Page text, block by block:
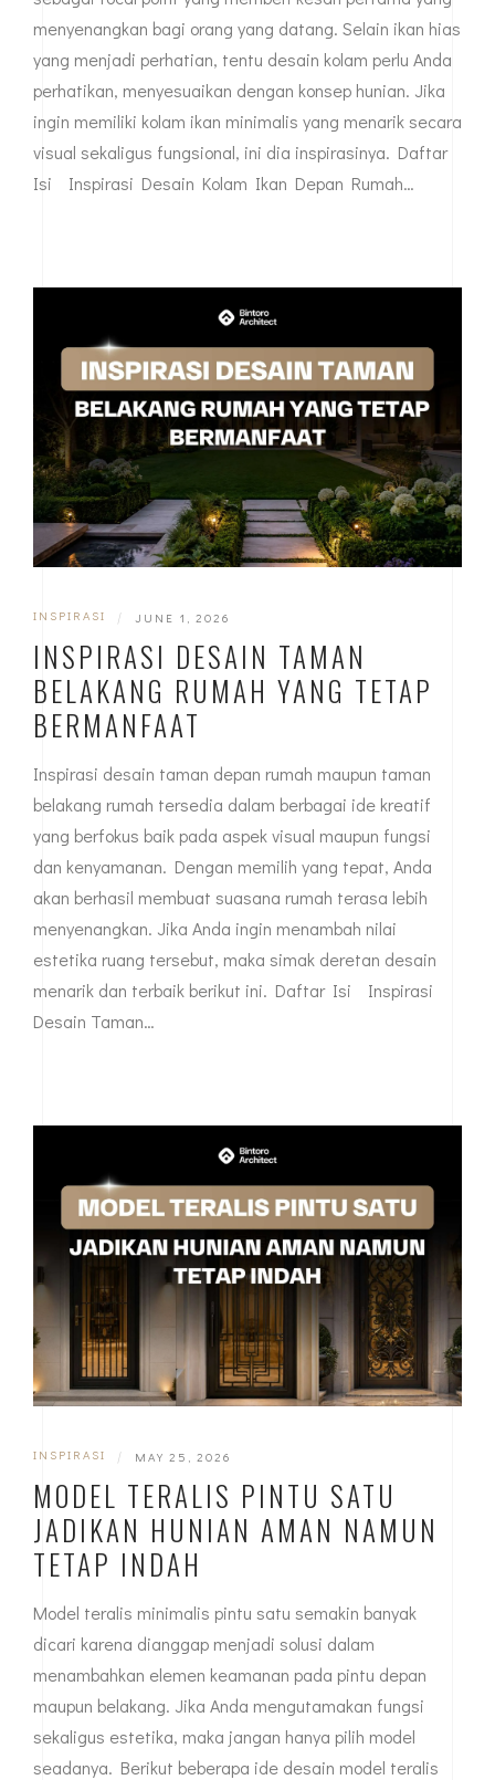
menyenangkan bagi orang yang datang. Selain ikan hias
yang menjadi perhatian, tentu desain kolam perlu Anda
perhatikan, menyesuaikan dengan konsep hunian. Jika
ingin memiliki kolam ikan minimalis yang menarik secara
visual sekaligus fungsional, ini dia inspirasinya. Daftar
Isi Inspirasi Desain Kolam Ikan Depan Rumah…
INSPIRASI | JUNE 1, 2026
INSPIRASI DESAIN TAMAN
BELAKANG RUMAH YANG TETAP
BERMANFAAT
Inspirasi desain taman depan rumah maupun taman
belakang rumah tersedia dalam berbagai ide kreatif
yang berfokus baik pada aspek visual maupun fungsi
dan kenyamanan. Dengan memilih yang tepat, Anda
akan berhasil membuat suasana rumah terasa lebih
menyenangkan. Jika Anda ingin menambah nilai
estetika ruang tersebut, maka simak deretan desain
menarik dan terbaik berikut ini. Daftar Isi Inspirasi
Desain Taman…
INSPIRASI | MAY 25, 2026
MODEL TERALIS PINTU SATU
JADIKAN HUNIAN AMAN NAMUN
TETAP INDAH
Model teralis minimalis pintu satu semakin banyak
dicari karena dianggap menjadi solusi dalam
menambahkan elemen keamanan pada pintu depan
maupun belakang. Jika Anda mengutamakan fungsi
sekaligus estetika, maka jangan hanya pilih model
seadanya. Berikut beberapa ide desain model teralis